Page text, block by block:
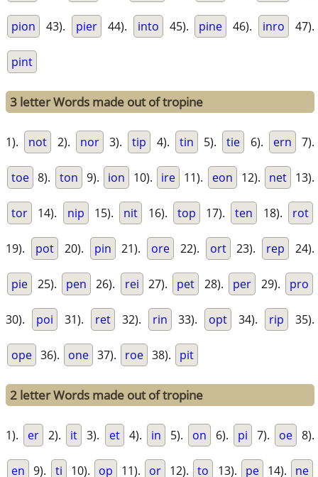
pion 43). pier 44). into 45). pine 46). inro 47).
pint
3 letter Words made out of tropine
1). not 2). nor 3). tip 4). tin 5). tie 6). ern 7).
toe 8). ton 9). ion 10). ire 11). eon 12). net 13).
tor 14). nip 15). nit 16). top 17). ten 18). rot
19). pot 20). pin 21). ore 22). ort 23). rep 24).
pie 25). pen 26). rei 27). pet 28). per 29). pro
30). poi 31). ret 32). rin 33). opt 34). rip 35).
ope 36). one 37). roe 38). pit
2 letter Words made out of tropine
1). er 2). it 3). et 4). in 5). on 6). pi 7). oe 8).
en 9). ti 10). op 11). or 12). to 13). pe 14). ne